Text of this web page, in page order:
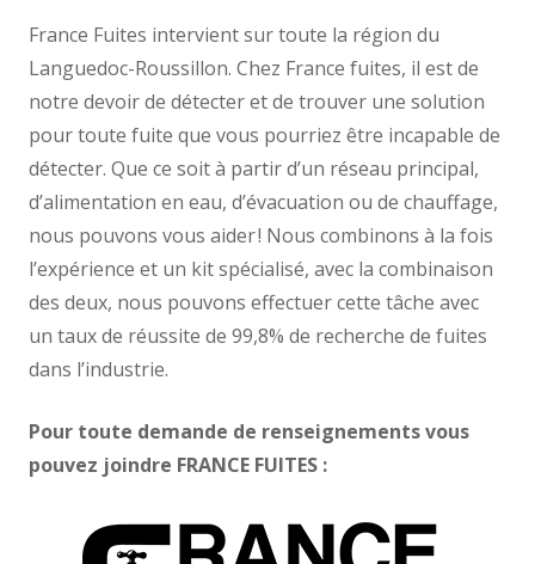
France Fuites intervient sur toute la région du
Languedoc-Roussillon. Chez France fuites, il est de
notre devoir de détecter et de trouver une solution
pour toute fuite que vous pourriez être incapable de
détecter. Que ce soit à partir d’un réseau principal,
d’alimentation en eau, d’évacuation ou de chauffage,
nous pouvons vous aider ! Nous combinons à la fois
l’expérience et un kit spécialisé, avec la combinaison
des deux, nous pouvons effectuer cette tâche avec
un taux de réussite de 99,8% de recherche de fuites
dans l’industrie.
Pour toute demande de renseignements vous
pouvez joindre FRANCE FUITES :